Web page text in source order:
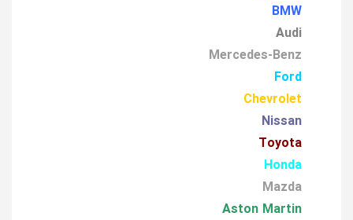
BMW
Audi
Mercedes-Benz
Ford
Chevrolet
Nissan
Toyota
Honda
Mazda
Aston Martin